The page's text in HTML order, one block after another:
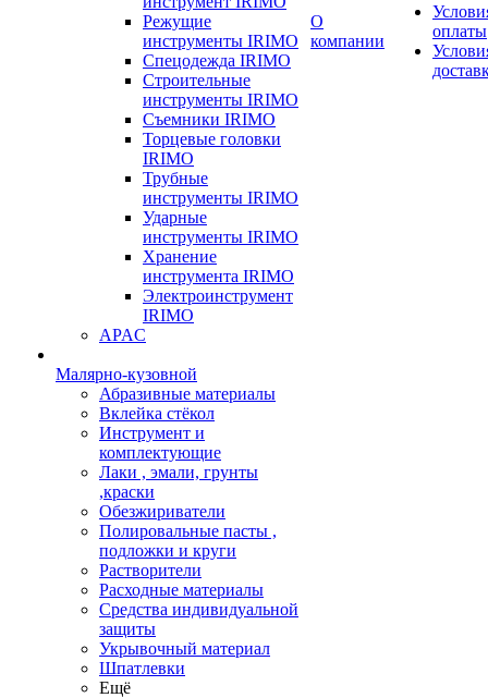
Режущие
инструменты IRIMO
Спецодежда IRIMO
Строительные
инструменты IRIMO
Съемники IRIMO
Торцевые головки
IRIMO
Трубные
инструменты IRIMO
Ударные
инструменты IRIMO
Хранение
инструмента IRIMO
Электроинструмент
IRIMO
APAC
Малярно-кузовной
Абразивные материалы
Вклейка стёкол
Инструмент и
комплектующие
Лаки , эмали, грунты
,краски
Обезжириватели
Полировальные пасты ,
подложки и круги
Растворители
Расходные материалы
Средства индивидуальной
защиты
Укрывочный материал
Шпатлевки
Ещё
О
компании
оплаты